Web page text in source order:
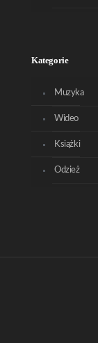
Kategorie
Muzyka
Wideo
Książki
Odzież